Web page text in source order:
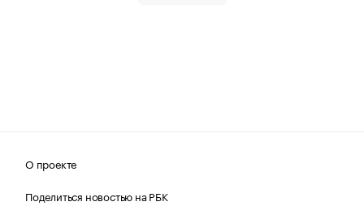
О проекте
Поделиться новостью на РБК